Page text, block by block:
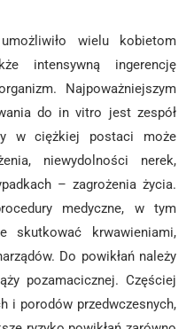
wielu kobietom
intensywną ingerencję
Najpoważniejszym
do in vitro jest zespół
w ciężkiej postaci może
niewydolności nerek,
– zagrożenia życia.
medyczne, w tym
skutkować krwawieniami,
Do powikłań należy
pozamacicznej. Częściej
i porodów przedwczesnych,